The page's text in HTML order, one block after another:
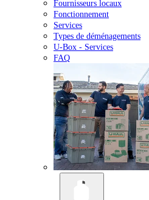
Fournisseurs locaux
Fonctionnement
Services
Types de déménagements
U-Box - Services
FAQ